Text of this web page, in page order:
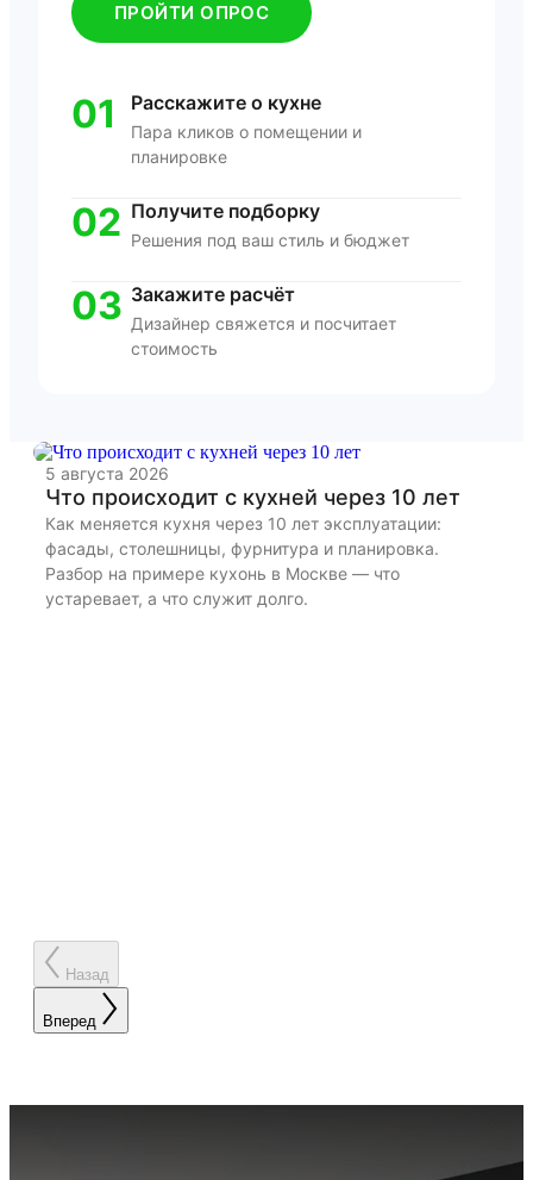
ПРОЙТИ ОПРОС
01 Расскажите о кухне
Пара кликов о помещении и
планировке
02 Получите подборку
Решения под ваш стиль и бюджет
03 Закажите расчёт
Дизайнер свяжется и посчитает
стоимость
5 августа 2026
Что происходит с кухней через 10 лет
Как меняется кухня через 10 лет эксплуатации:
фасады, столешницы, фурнитура и планировка.
Разбор на примере кухонь в Москве — что
устаревает, а что служит долго.
Назад
Вперед